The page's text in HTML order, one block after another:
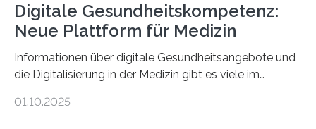
Digitale Gesundheitskompetenz:
Neue Plattform für Medizin
Informationen über digitale Gesundheitsangebote und
die Digitalisierung in der Medizin gibt es viele im
seriösen und wissenschaftlich abgesicherten Inhalten?
01.10.2025